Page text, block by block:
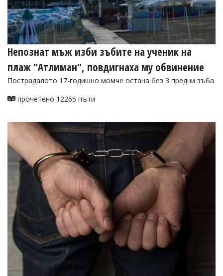
Управители:
Веселин
Василев,
email:
v.vasilev@flagman.bg
Катя
еmail:k.kassabova@flagman.bg
Главен
Иван
Колев,
email:
office@flagman.bg
Коментарите
статиите
въвеждат
читателите
редакцията
Непознат мъж изби зъбите на ученик на
плаж "Атлиман", повдигнаха му обвинение
Пострадалото 17-годишно момче остана без 3 предни зъба
прочетено 12265 пъти